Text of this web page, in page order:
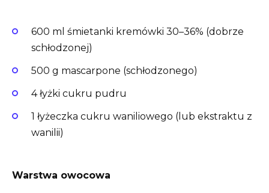
600 ml śmietanki kremówki 30–36% (dobrze
schłodzonej)
500 g mascarpone (schłodzonego)
4 łyżki cukru pudru
1 łyżeczka cukru waniliowego (lub ekstraktu z
wanilii)
Warstwa owocowa